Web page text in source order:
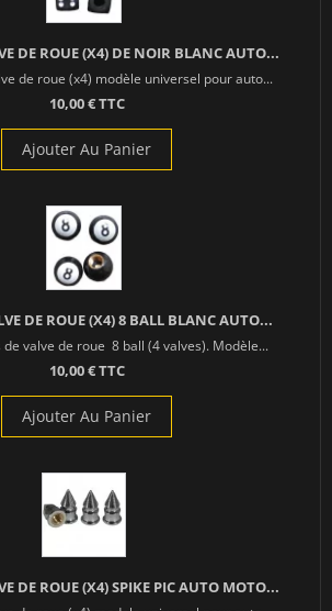
DE ROUE (X4) DE NOIR BLANC AUTO...
de roue (x4) modèle universel pour auto...
10,00 € TTC
Ajouter Au Panier
DE ROUE (X4) 8 BALL BLANC AUTO...
de valve de roue 8 ball (4 valves). Modèle...
10,00 € TTC
Ajouter Au Panier
DE ROUE (X4) SPIKE PIC AUTO MOTO...